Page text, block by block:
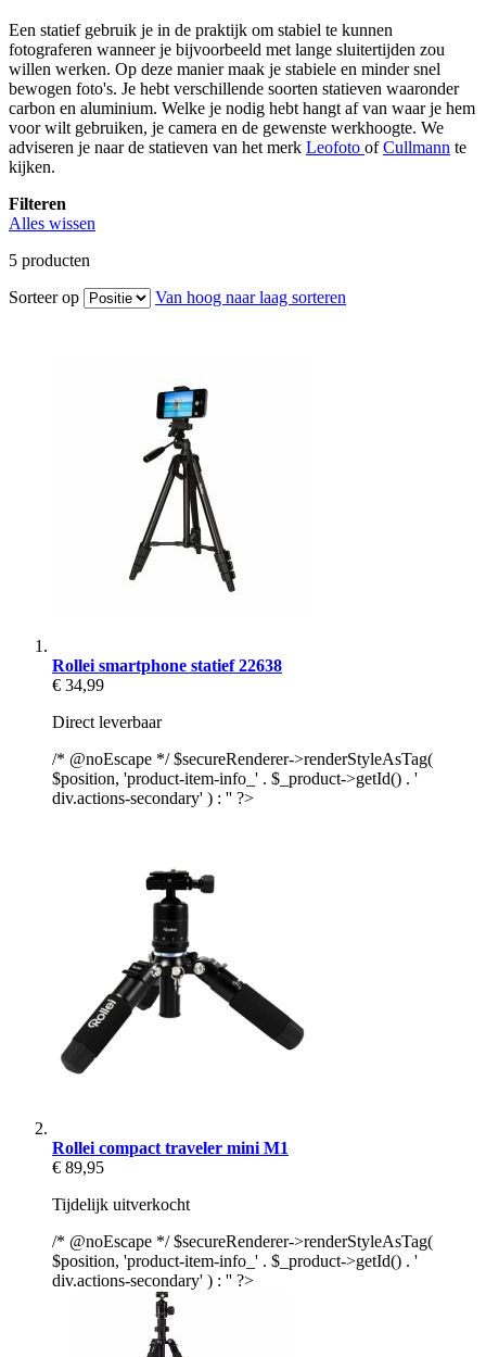
Een statief gebruik je in de praktijk om stabiel te kunnen
fotograferen wanneer je bijvoorbeeld met lange sluitertijden zou
willen werken. Op deze manier maak je stabiele en minder snel
bewogen foto's. Je hebt verschillende soorten statieven waaronder
carbon en aluminium. Welke je nodig hebt hangt af van waar je hem
voor wilt gebruiken, je camera en de gewenste werkhoogte. We
adviseren je naar de statieven van het merk Leofoto ofCullmann te
kijken.
Filteren
Alles wissen
5 producten
Sorteer op
Van hoog naar laag sorteren
Rollei smartphone statief 22638
€ 34,99
Direct leverbaar
/* @noEscape */ $secureRenderer->renderStyleAsTag(
$position, 'product-item-info_' . $_product->getId() . '
div.actions-secondary' ) : '' ?>
Rollei compact traveler mini M1
€ 89,95
Tijdelijk uitverkocht
/* @noEscape */ $secureRenderer->renderStyleAsTag(
$position, 'product-item-info_' . $_product->getId() . '
div.actions-secondary' ) : '' ?>